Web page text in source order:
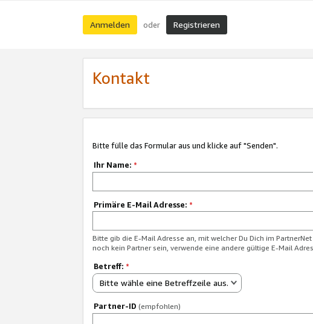
Anmelden oder Registrieren
Kontakt
Bitte fülle das Formular aus und klicke auf "Senden".
Ihr Name: *
Primäre E-Mail Adresse: *
Bitte gib die E-Mail Adresse an, mit welcher Du Dich im
noch kein Partner sein, verwende eine andere gültige E-Mail
Betreff: *
Bitte wähle eine Betreffzeile aus.
Partner-ID (empfohlen)